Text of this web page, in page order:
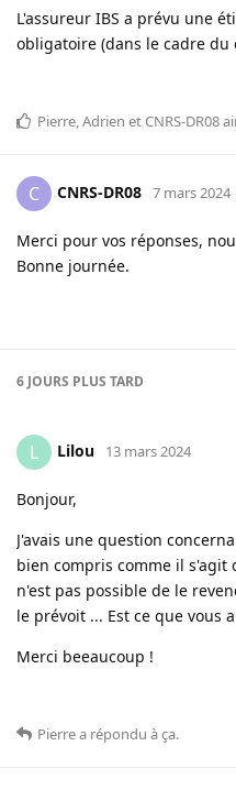
L'assureur IBS a prévu une
obligatoire (dans le cadre du
Pierre,Adrien et CNRS-DR08
C CNRS-DR08 7 mars 2024
Merci pour vos réponses,
Bonne journée.
6 JOURS PLUS TARD
L Lilou 13 mars 2024
Bonjour,
J'avais une question
bien compris comme il
n'est pas possible de le
le prévoit ... Est ce que vous
Merci beeaucoup !
Pierrea répondu à ça.